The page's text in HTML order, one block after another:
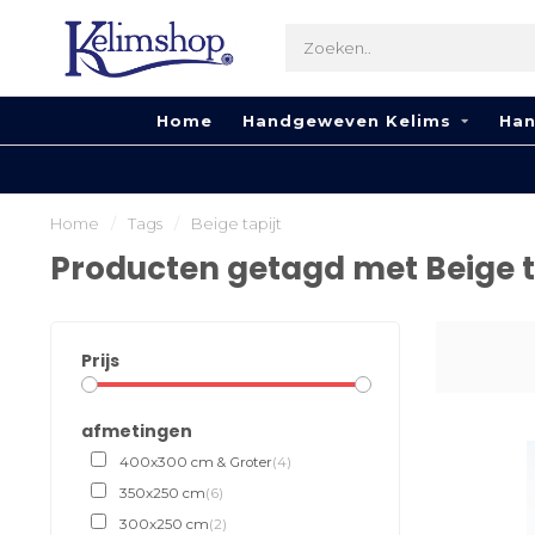
Home Handgeweven Kelims
Home Tags Beige tapijt
Producten getagd met Beige
Prijs
afmetingen
400x300 cm & Groter(4)
350x250 cm(6)
300x250 cm(2)